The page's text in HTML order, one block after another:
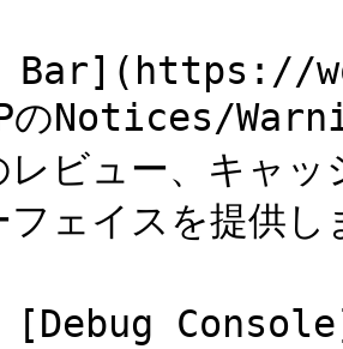
Bar](https://
のNotices/
レビュー、キャ
ェイスを提供
[Debug